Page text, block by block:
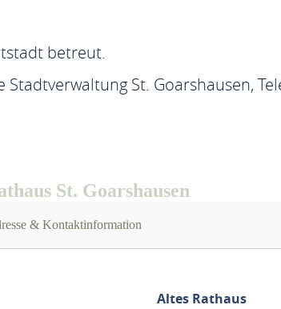
betreut.
St. Goarshausen,
St. Goarshausen
& Kontaktinformation
Altes Rathaus